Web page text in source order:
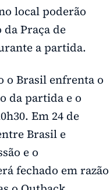
local poderão
Praça de
a partida.
o Brasil enfrenta o
da partida e o
Em 24 de
Brasil e
e o
fechado em razão